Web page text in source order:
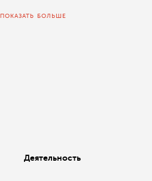
ПОКАЗАТЬ БОЛЬШЕ
Деятельность